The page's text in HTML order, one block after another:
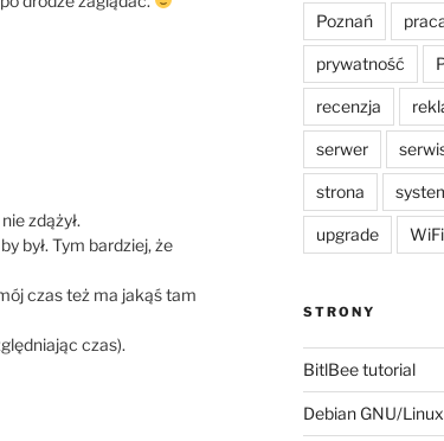
zdążył.
był. Tym bardziej, że
czas też ma jakąś tam
czas).
Poznań
prywatność
recenzja
serwer
strona
upgrade WiFi
STRONY
BitlBee tutorial
Debian GNU/